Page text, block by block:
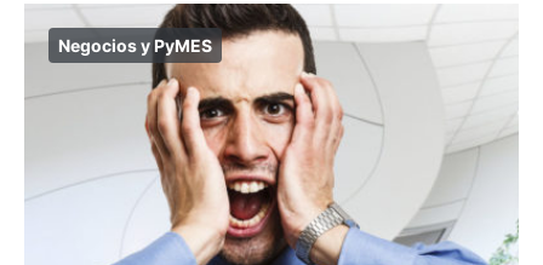
Negocios y PyMES